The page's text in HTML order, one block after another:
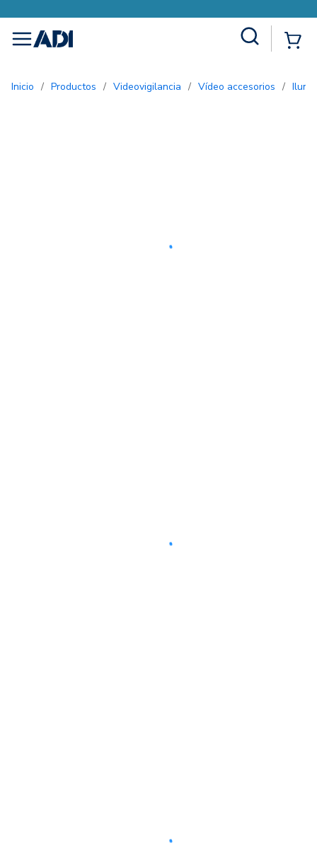
menu
Inicio / Productos / Videovigilancia / Vídeo accesorios /